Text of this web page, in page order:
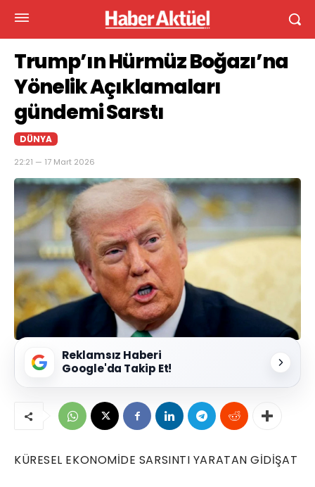
Trump’ın Hürmüz Boğazı’na
Yönelik Açıklamaları
gündemi Sarstı
DÜNYA
22:21 — 17 Mart 2026
Reklamsız Haberi
Google'da Takip Et!
KÜRESEL EKONOMİDE SARSINTI YARATAN GİDİŞAT